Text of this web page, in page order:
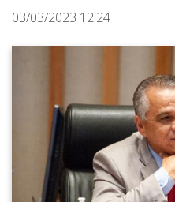
03/03/2023 12:24